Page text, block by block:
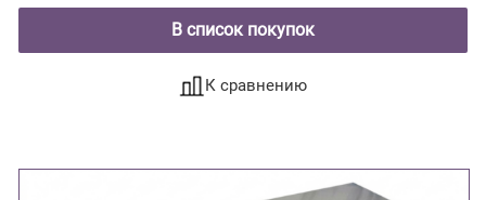
В список покупок
К сравнению